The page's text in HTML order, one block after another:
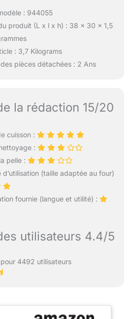
: 944055
produit (L x l x h) : 38 x 30 x 1,5
: 3,7 Kilograms
pièces détachées : 2 Ans
la rédaction 15/20
cuisson :
:
pelle :
d’utilisation (taille adaptée au four)
fournie (langue et utilité) :
utilisateurs 4.4/5
4492 utilisateurs